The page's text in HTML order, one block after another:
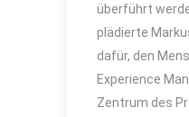
überführt
plädierte
dafür, den
Experience
Zentrum des